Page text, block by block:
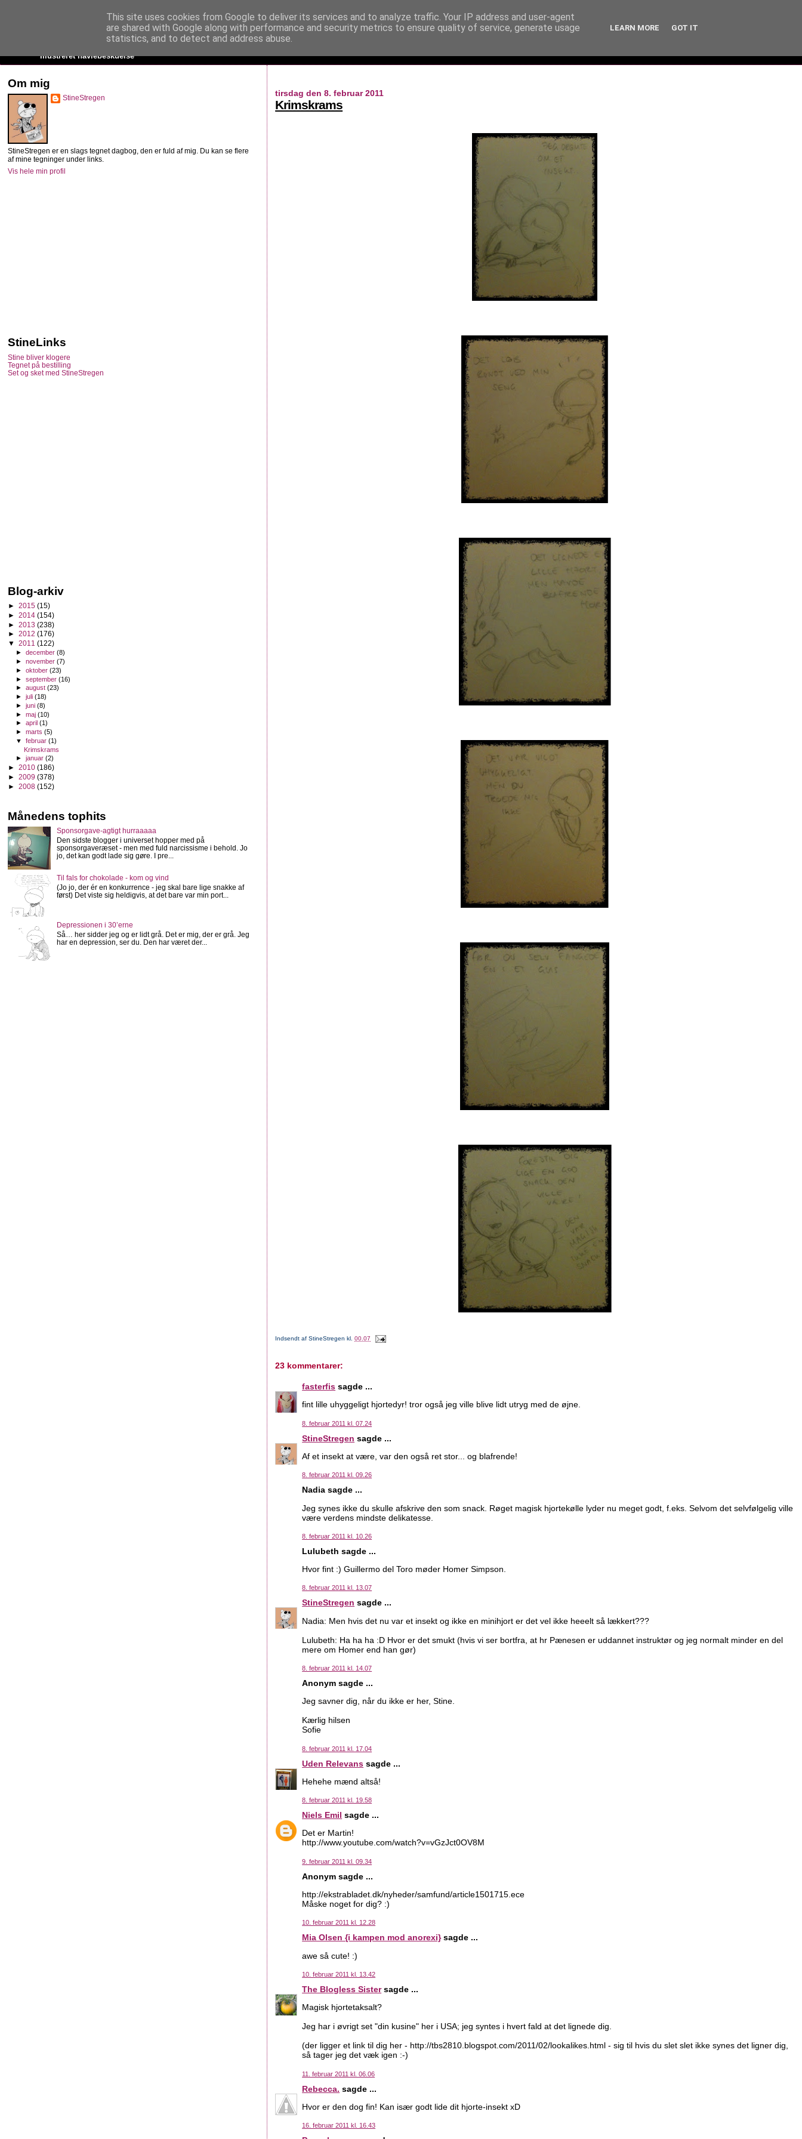
StineStregen
Illustreret navlebeskuelse
tirsdag den 8. februar 2011
Krimskrams
Indsendt afStineStregen kl.00.07
23 kommentarer:
fasterfis sagde ...
fint lille uhyggeligt hjortedyr! tror også jeg ville blive lidt utryg med de øjne.
8. februar 2011 kl. 07.24
StineStregen sagde ...
Af et insekt at være, var den også ret stor... og blafrende!
8. februar 2011 kl. 09.26
Nadia sagde ...
Jeg synes ikke du skulle afskrive den som snack. Røget magisk hjortekølle lyder nu meget godt, f.eks. Selvom det selvfølgelig ville
være verdens mindste delikatesse.
8. februar 2011 kl. 10.26
Lulubeth sagde ...
Hvor fint :) Guillermo del Toro møder Homer Simpson.
8. februar 2011 kl. 13.07
StineStregen sagde ...
Nadia: Men hvis det nu var et insekt og ikke en minihjort er det vel ikke heeelt så lækkert???
Lulubeth: Ha ha ha :D Hvor er det smukt (hvis vi ser bortfra, at hr Pænesen er uddannet instruktør og jeg normalt minder en del
mere om Homer end han gør)
8. februar 2011 kl. 14.07
Anonym sagde ...
Jeg savner dig, når du ikke er her, Stine.
Kærlig hilsen
Sofie
8. februar 2011 kl. 17.04
Uden Relevans sagde ...
Hehehe mænd altså!
8. februar 2011 kl. 19.58
Niels Emil sagde ...
Det er Martin!
http://www.youtube.com/watch?v=vGzJct0OV8M
9. februar 2011 kl. 09.34
Anonym sagde ...
http://ekstrabladet.dk/nyheder/samfund/article1501715.ece
Måske noget for dig? :)
10. februar 2011 kl. 12.28
Mia Olsen {i kampen mod anorexi}sagde ...
awe så cute! :)
10. februar 2011 kl. 13.42
The Blogless Sistersagde ...
Magisk hjortetaksalt?
Jeg har i øvrigt set "din kusine" her i USA; jeg syntes i hvert fald at det lignede dig.
(der ligger et link til dig her - http://tbs2810.blogspot.com/2011/02/lookalikes.html - sig til hvis du slet slet ikke synes det ligner dig,
så tager jeg det væk igen :-)
11. februar 2011 kl. 06.06
Rebecca. sagde ...
Hvor er den dog fin! Kan især godt lide dit hjorte-insekt xD
16. februar 2011 kl. 16.43
Om mig
StineStregen
StineStregen er en slags tegnet dagbog, den er fuld af mig. Du kan se flere
af mine tegninger under links.
Vis hele min profil
StineLinks
Stine bliver klogere
Tegnet på bestilling
Set og sket med StineStregen
Blog-arkiv
► 2015 (15)
► 2014 (154)
► 2013 (238)
► 2012 (176)
▼ 2011 (122)
►december(8)
►november(7)
►oktober(23)
►september(16)
►august(23)
►juli(18)
►juni(8)
►maj(10)
►april(1)
►marts(5)
▼februar(1)
Krimskrams
►januar(2)
► 2010 (186)
► 2009 (378)
► 2008 (152)
Månedens tophits
Sponsorgave-agtigt hurraaaaa
Den sidste blogger i universet hopper med på
sponsorgaveræset - men med fuld narcissisme i behold. Jo
jo, det kan godt lade sig gøre. I pre...
Til fals for chokolade - kom og vind
(Jo jo, der ér en konkurrence - jeg skal bare lige snakke af
først) Det viste sig heldigvis, at det bare var min port...
Depressionen i 30’erne
Så… her sidder jeg og er lidt grå. Det er mig, der er grå. Jeg
har en depression, ser du. Den har været der...
This site uses cookies from Google to deliver its services and to analyze traffic. Your IP address and user-agent
are shared with Google along with performance and security metrics to ensure quality of service, generate usage
statistics, and to detect and address abuse.
LEARN MORE GOT IT